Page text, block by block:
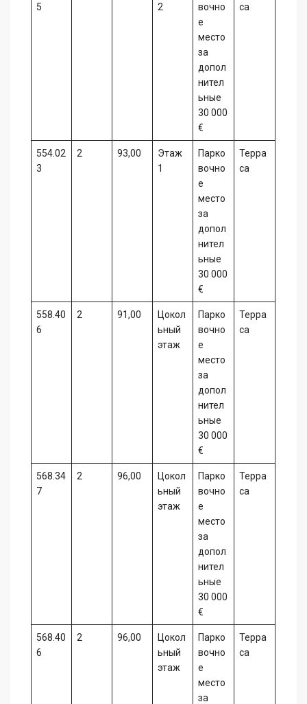
5
2
вочно
е
место
за
допол
нител
ьные
30 000
€
са
554.02
3
2 93,00
Этаж
1
Парко
вочно
е
место
за
допол
нител
ьные
30 000
€
Терра
са
558.40
6
2 91,00
Цокол
ьный
этаж
Парко
вочно
е
место
за
допол
нител
ьные
30 000
€
Терра
са
568.34
7
2 96,00
Цокол
ьный
этаж
Парко
вочно
е
место
за
допол
нител
ьные
30 000
€
Терра
са
568.40
6
2 96,00
Цокол
ьный
этаж
Парко
вочно
е
место
за
Терра
са